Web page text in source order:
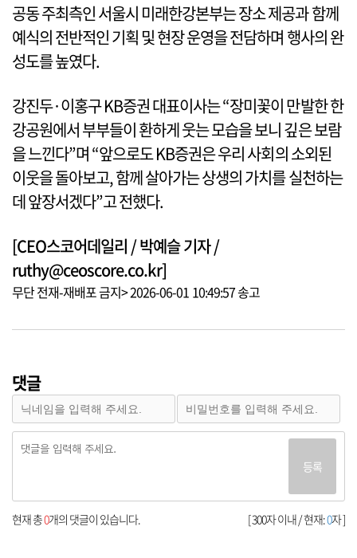
공동 주최측인 서울시 미래한강본부는 장소 제공과 함께
예식의 전반적인 기획 및 현장 운영을 전담하며 행사의 완
성도를 높였다.
강진두·이홍구 KB증권 대표이사는 “장미꽃이 만발한 한
강공원에서 부부들이 환하게 웃는 모습을 보니 깊은 보람
을 느낀다”며 “앞으로도 KB증권은 우리 사회의 소외된
이웃을 돌아보고, 함께 살아가는 상생의 가치를 실천하는
데 앞장서겠다”고 전했다.
[CEO스코어데일리 / 박예슬 기자 /
ruthy@ceoscore.co.kr]
무단 전재-재배포 금지> 2026-06-01 10:49:57 송고
댓글
등록
[ 300자 이내 / 현재:0자 ]
현재 총0개의 댓글이 있습니다.